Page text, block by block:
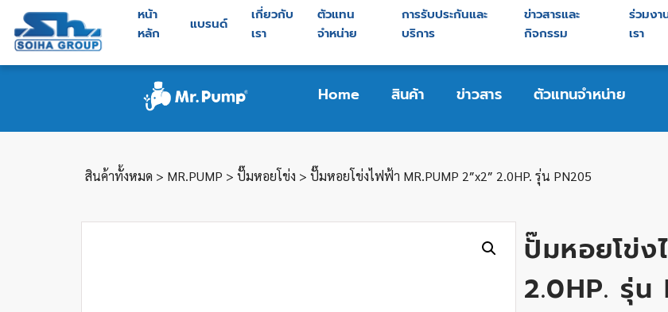
หน้า
หลัก
แบรนด์
เกี่ยวกับ
เรา
ตัวแทน
จำหน่าย
การรับประกันและ
บริการ
ข่าวสารและ
กิจกรรม
ร่วมงา
เรา
Home สินค้า ข่าวสาร ตัวแทนจำหน่าย
สินค้าทั้งหมด > MR.PUMP > ปั๊มหอยโข่ง > ปั๊มหอยโข่งไฟฟ้า MR.PUMP 2″x2″ 2.0HP. รุ่น PN205
ปั๊มหอยโข่ง
2.0HP. รุ่น